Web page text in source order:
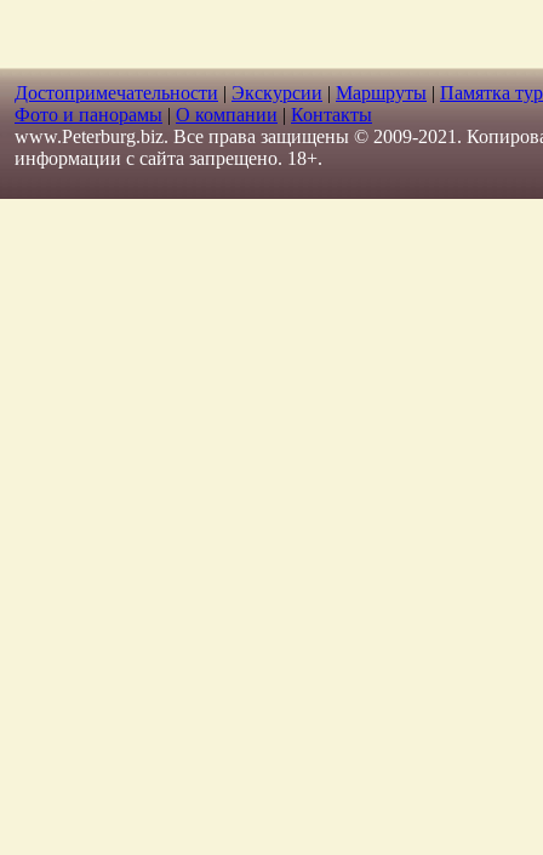
Достопримечательности | Экскурсии | Маршруты | Памятка
Фото и панорамы | О компании | Контакты
www.Peterburg.biz. Все права защищены © 2009-2021.
информации с сайта запрещено. 18+.